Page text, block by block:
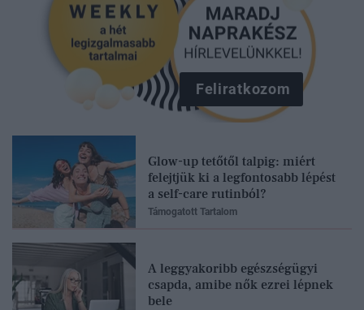
Feliratkozom
Glow-up tetőtől talpig: miért
felejtjük ki a legfontosabb lépést
a self-care rutinból?
Támogatott Tartalom
A leggyakoribb egészségügyi
csapda, amibe nők ezrei lépnek
bele